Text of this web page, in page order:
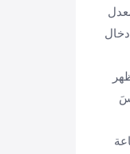
بعد إدخال